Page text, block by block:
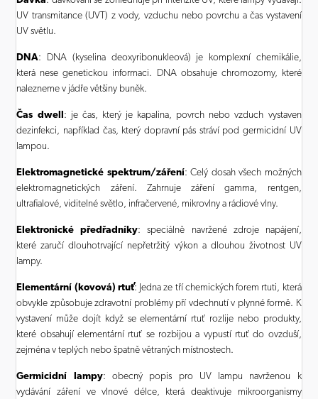
UV transmitance (UVT) z vody, vzduchu nebo povrchu a čas vystavení
UV světlu.
DNA: DNA (kyselina deoxyribonukleová) je komplexní chemikálie,
která nese genetickou informaci. DNA obsahuje chromozomy, které
nalezneme v jádře většiny buněk.
Čas dwell: je čas, který je kapalina, povrch nebo vzduch vystaven
dezinfekci, například čas, který dopravní pás stráví pod germicidní UV
lampou.
Elektromagnetické spektrum/záření: Celý dosah všech možných
elektromagnetických záření. Zahrnuje záření gamma, rentgen,
ultrafialové, viditelné světlo, infračervené, mikrovlny a rádiové vlny.
Elektronické předřadníky: speciálně navržené zdroje napájení,
které zaručí dlouhotrvající nepřetržitý výkon a dlouhou životnost UV
lampy.
Elementární (kovová) rtuť: Jedna ze tří chemických forem rtuti, která
obvykle způsobuje zdravotní problémy pří vdechnutí v plynné formě. K
vystavení může dojít když se elementární rtuť rozlije nebo produkty,
které obsahují elementární rtuť se rozbijou a vypustí rtuť do ovzduší,
zejména v teplých nebo špatně větraných místnostech.
Germicidní lampy: obecný popis pro UV lampu navrženou k
vydávání záření ve vlnové délce, která deaktivuje mikroorganismy